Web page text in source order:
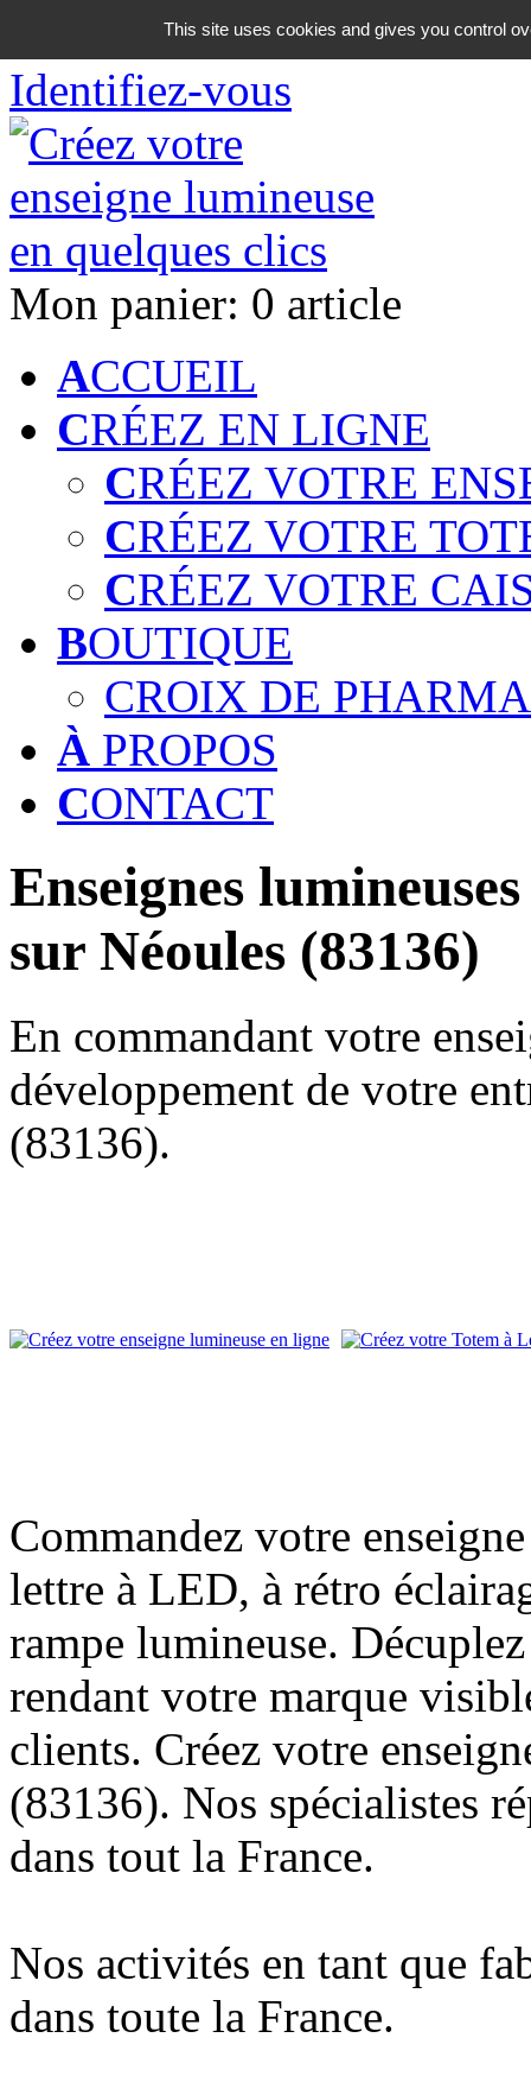
06 18 42 08 59
Identifiez-vous
Mon panier: 0 article
ACCUEIL
CRÉEZ EN LIGNE
CRÉEZ VOTRE
CRÉEZ VOTRE
CRÉEZ VOTRE
BOUTIQUE
CROIX DE
À PROPOS
CONTACT
Enseignes
sur Néoules (83136)
En commandant votre
développement de votre
(83136).
Commandez votre
lettre à LED, à rétro
rampe lumineuse.
rendant votre marque
clients. Créez votre
(83136). Nos spécialistes
dans tout la France.
Nos activités en tant que
dans toute la France.
This site uses cookies and gives you control